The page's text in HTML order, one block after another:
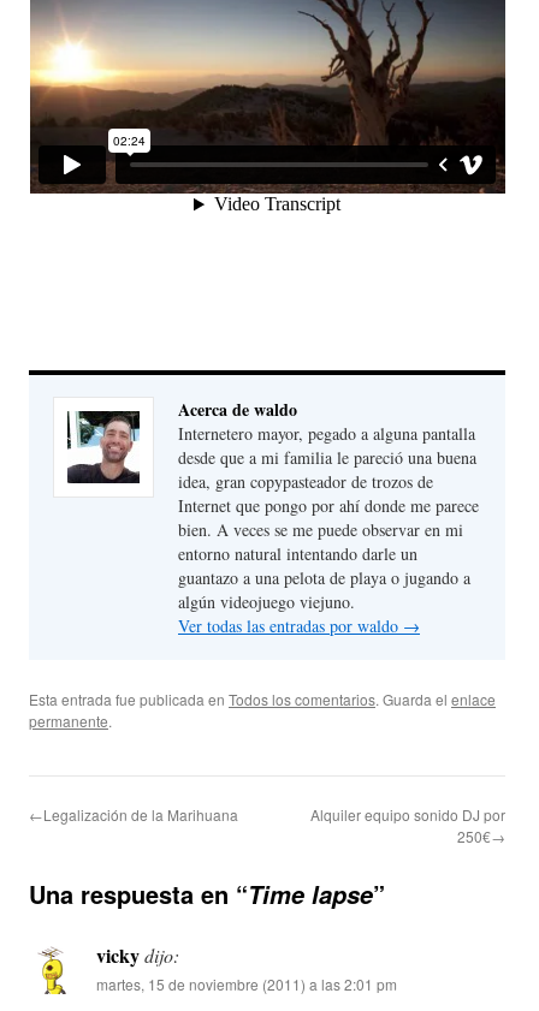
Acerca de waldo
Internetero mayor, pegado a alguna pantalla
desde que a mi familia le pareció una buena
idea, gran copypasteador de trozos de
Internet que pongo por ahí donde me parece
bien. A veces se me puede observar en mi
entorno natural intentando darle un
guantazo a una pelota de playa o jugando a
algún videojuego viejuno.
Ver todas las entradas por waldo →
Esta entrada fue publicada en Todos los comentarios. Guarda el enlace
permanente.
←Legalización de la Marihuana
Alquiler equipo sonido DJ por
250€→
Una respuesta en “Time lapse”
vickydijo:
martes, 15 de noviembre (2011) a las 2:01 pm